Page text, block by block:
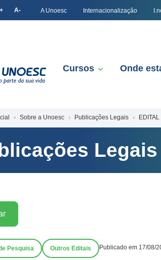
A- A Unoesc Internacionalização
Cursos Onde
Sobre a Unoesc Publicações Legais
Legais
Pesquisa Outros Editais Publicado em 17/08/